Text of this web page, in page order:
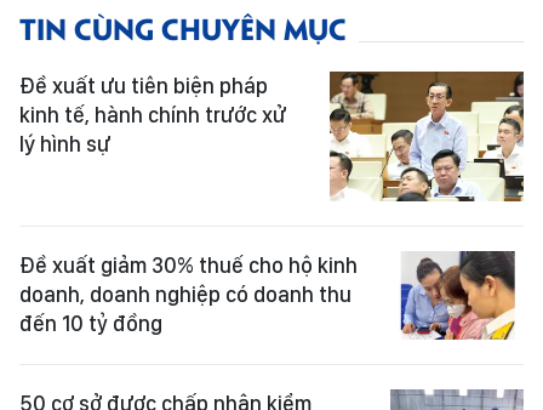
TIN CÙNG CHUYÊN MỤC
Đề xuất ưu tiên biện pháp
kinh tế, hành chính trước xử
lý hình sự
Đề xuất giảm 30% thuế cho hộ kinh
doanh, doanh nghiệp có doanh thu
đến 10 tỷ đồng
50 cơ sở được chấp nhận kiểm